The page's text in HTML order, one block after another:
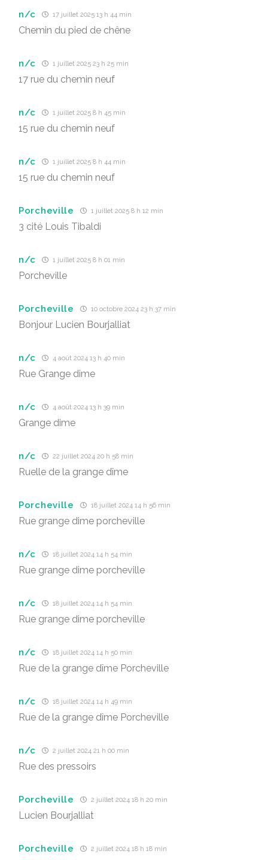
n/c 17 juillet 2025 13 h 44 min
Chemin du pied de chêne
n/c 1 juillet 2025 23 h 25 min
17 rue du chemin neuf
n/c 1 juillet 2025 8 h 45 min
15 rue du chemin neuf
n/c 1 juillet 2025 8 h 44 min
15 rue du chemin neuf
Porcheville 1 juillet 2025 8 h 12 min
3 cité Louis Tibaldi
n/c 1 juillet 2025 8 h 01 min
Porcheville
Porcheville 10 octobre 2024 23 h 37 min
Bonjour Lucien Bourjalliat
n/c 4 août 2024 13 h 40 min
Rue Grange dime
n/c 4 août 2024 13 h 39 min
Grange dime
n/c 22 juillet 2024 20 h 58 min
Ruelle de la grange dîme
Porcheville 18 juillet 2024 14 h 56 min
Rue grange dime porcheville
n/c 18 juillet 2024 14 h 54 min
Rue grange dime porcheville
n/c 18 juillet 2024 14 h 54 min
Rue grange dime porcheville
n/c 18 juillet 2024 14 h 50 min
Rue de la grange dîme Porcheville
n/c 18 juillet 2024 14 h 49 min
Rue de la grange dîme Porcheville
n/c 2 juillet 2024 21 h 00 min
Rue des pressoirs
Porcheville 2 juillet 2024 18 h 20 min
Lucien Bourjalliat
Porcheville 2 juillet 2024 18 h 18 min